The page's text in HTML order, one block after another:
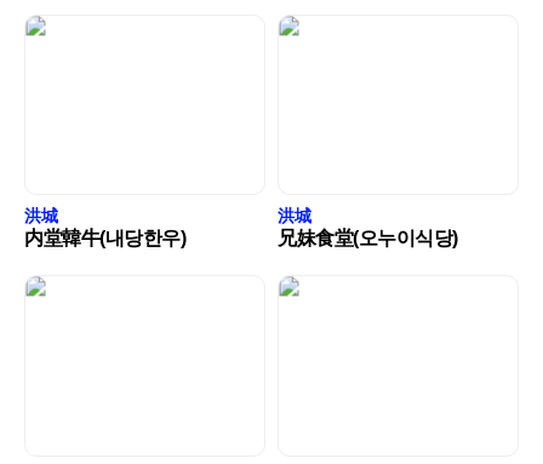
洪城
内堂韓牛(내당한우)
洪城
兄妹食堂(오누이식당)